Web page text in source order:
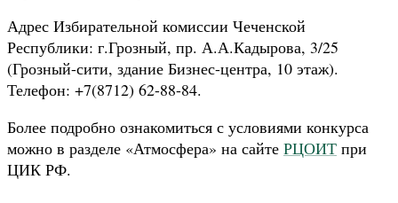
Адрес Избирательной комиссии Чеченской
Республики: г.Грозный, пр. А.А.Кадырова, 3/25
(Грозный-сити, здание Бизнес-центра, 10 этаж).
Телефон: +7(8712) 62-88-84.
Более подробно ознакомиться с условиями конкурса
можно в разделе «Атмосфера» на сайте РЦОИТ при
ЦИК РФ.